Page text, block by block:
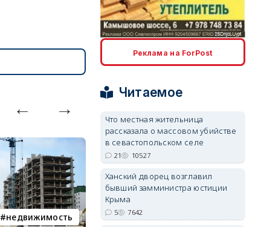
недвижимость ПВО
erid: 2SDnjcLUypt
erid: 2SDnjcrDNw6
erid: 2SDnjdPjgYS
Реклама на ForPost
Читаемое
Что местная жительница
рассказала о массовом убийстве
в севастопольском селе
21 10527
Ханский дворец возглавил
бывший замминистра юстиции
Крыма
5 7642